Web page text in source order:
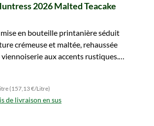
2026 Malted Teacake
en bouteille printanière séduit
crémeuse et maltée, rehaussée
aux accents rustiques.
(157,13 €/Litre)
de livraison en sus